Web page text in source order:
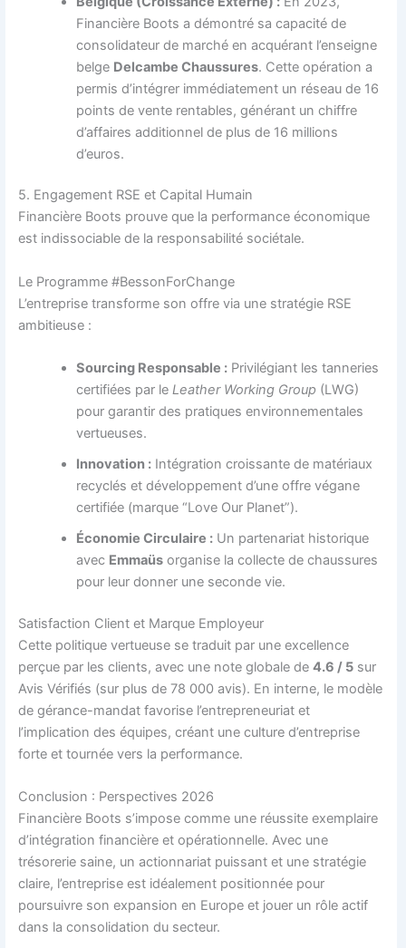
Financière Boots a démontré sa capacité de
consolidateur de marché en acquérant l’enseigne
belge Delcambe Chaussures. Cette opération a
permis d’intégrer immédiatement un réseau de 16
points de vente rentables, générant un chiffre
d’affaires additionnel de plus de 16 millions
d’euros.
5. Engagement RSE et Capital Humain
Financière Boots prouve que la performance économique
est indissociable de la responsabilité sociétale.
Le Programme #BessonForChange
L’entreprise transforme son offre via une stratégie RSE
ambitieuse :
Sourcing Responsable : Privilégiant les tanneries
certifiées par leLeather Working Group (LWG)
pour garantir des pratiques environnementales
vertueuses.
Innovation : Intégration croissante de matériaux
recyclés et développement d’une offre végane
certifiée (marque “Love Our Planet”).
Économie Circulaire : Un partenariat historique
avec Emmaüs organise la collecte de chaussures
pour leur donner une seconde vie.
Satisfaction Client et Marque Employeur
Cette politique vertueuse se traduit par une excellence
perçue par les clients, avec une note globale de4.6 / 5 sur
Avis Vérifiés (sur plus de 78 000 avis). En interne, le modèle
de gérance-mandat favorise l’entrepreneuriat et
l’implication des équipes, créant une culture d’entreprise
forte et tournée vers la performance.
Conclusion : Perspectives 2026
Financière Boots s’impose comme une réussite exemplaire
d’intégration financière et opérationnelle. Avec une
trésorerie saine, un actionnariat puissant et une stratégie
claire, l’entreprise est idéalement positionnée pour
poursuivre son expansion en Europe et jouer un rôle actif
dans la consolidation du secteur.